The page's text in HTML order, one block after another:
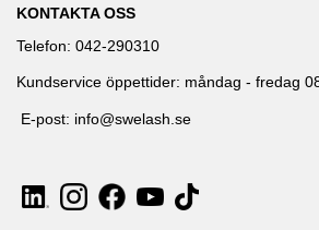
KONTAKTA OSS
Telefon: 042-290310
Kundservice öppettider: måndag - fredag
E-post: info@swelash.se